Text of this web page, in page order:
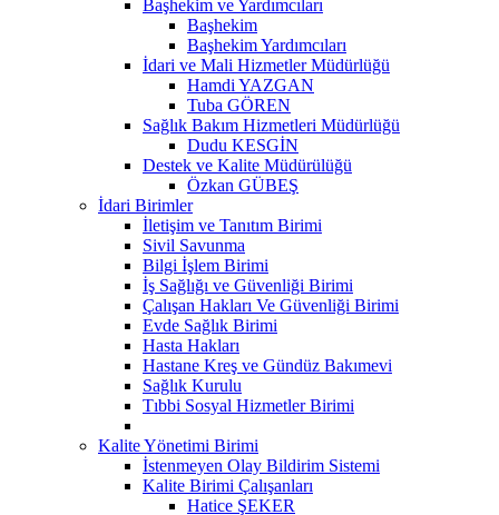
Başhekim ve Yardımcıları
Başhekim
Başhekim Yardımcıları
İdari ve Mali Hizmetler Müdürlüğü
Hamdi YAZGAN
Tuba GÖREN
Sağlık Bakım Hizmetleri Müdürlüğü
Dudu KESGİN
Destek ve Kalite Müdürülüğü
Özkan GÜBEŞ
İdari Birimler
İletişim ve Tanıtım Birimi
Sivil Savunma
Bilgi İşlem Birimi
İş Sağlığı ve Güvenliği Birimi
Çalışan Hakları Ve Güvenliği Birimi
Evde Sağlık Birimi
Hasta Hakları
Hastane Kreş ve Gündüz Bakımevi
Sağlık Kurulu
Tıbbi Sosyal Hizmetler Birimi
Kalite Yönetimi Birimi
İstenmeyen Olay Bildirim Sistemi
Kalite Birimi Çalışanları
Hatice ŞEKER